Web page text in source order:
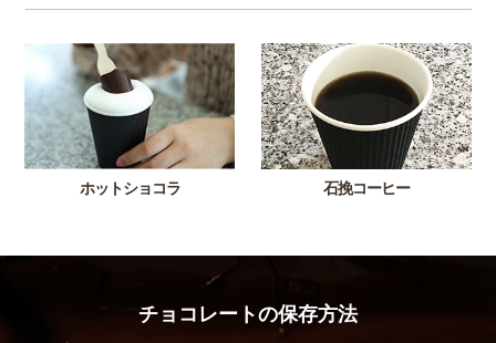
ホットショコラ 石挽コーヒー
チョコレートの保存方法